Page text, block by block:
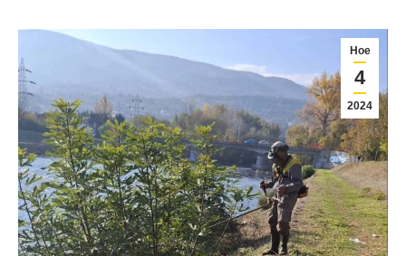
Ное
4
2024